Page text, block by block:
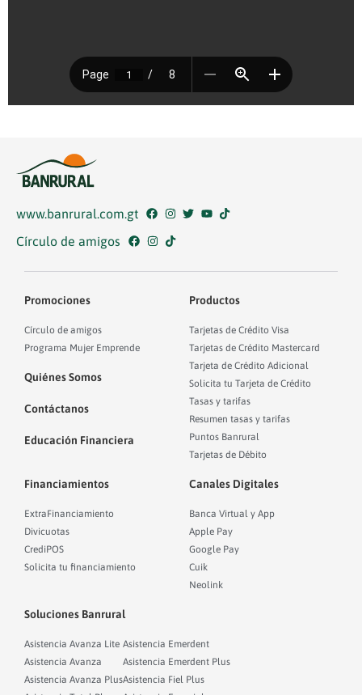
www.banrural.com.gt
Círculo de amigos
Promociones
Círculo de amigos
Programa Mujer Emprende
Quiénes Somos
Contáctanos
Educación Financiera
Productos
Tarjetas de Crédito Visa
Tarjetas de Crédito Mastercard
Tarjeta de Crédito Adicional
Solicita tu Tarjeta de Crédito
Tasas y tarifas
Resumen tasas y tarifas
Puntos Banrural
Tarjetas de Débito
Financiamientos
ExtraFinanciamiento
Divicuotas
CrediPOS
Solicita tu financiamiento
Canales Digitales
Banca Virtual y App
Apple Pay
Google Pay
Cuik
Neolink
Soluciones Banrural
Asistencia Avanza Lite
Asistencia Avanza
Asistencia Avanza Plus
Asistencia Emerdent
Asistencia Emerdent Plus
Asistencia Fiel Plus